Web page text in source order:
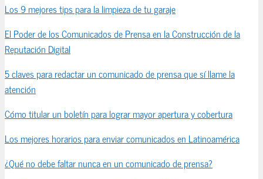
Los 9 mejores tips para la limpieza de tu garaje
El Poder de los Comunicados de Prensa en la Construcción de la
Reputación Digital
5 claves para redactar un comunicado de prensa que sí llame la
atención
Cómo titular un boletín para lograr mayor apertura y cobertura
Los mejores horarios para enviar comunicados en Latinoamérica
¿Qué no debe faltar nunca en un comunicado de prensa?